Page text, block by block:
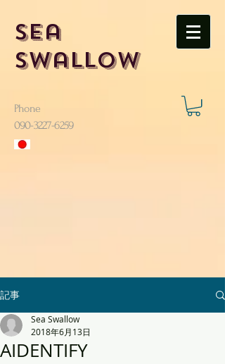
Sea
Swallow
Phone
​090-3227-6259
記事
AIDENTIFY
Sea Swallow
2018年6月13日